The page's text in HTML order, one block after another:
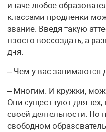
иначе любое
классами продленки
звание. Введя такую
просто воссоздать, а
дня.
– Чем у вас занимаются
– Многим. И кружки,
Они существуют для
своей деятельности. Но
свободном